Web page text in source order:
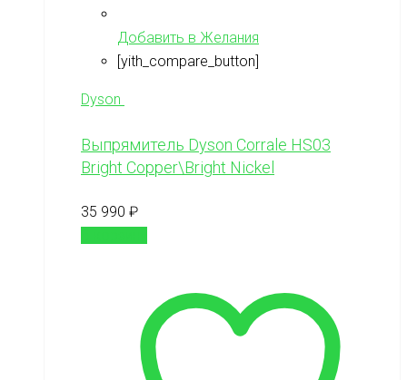
Добавить в Желания
[yith_compare_button]
Dyson
Выпрямитель Dyson Corrale HS03
Bright Copper\Bright Nickel
35 990 ₽